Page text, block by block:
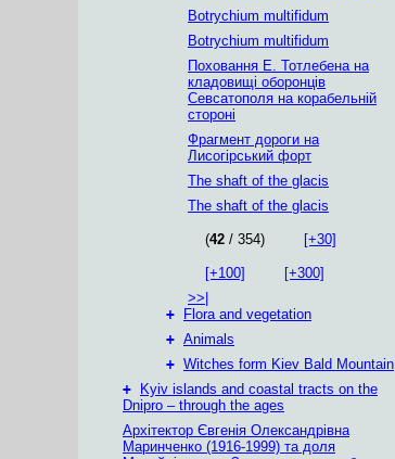
Botrychium multifidum
Botrychium multifidum
Поховання Е. Тотлебена на
кладовищі оборонців
Севсатополя на корабельній
стороні
Фрагмент дороги на
Лисогірський форт
The shaft of the glacis
The shaft of the glacis
(42 / 354) [+30]
[+100]
[+300]
>>|
+
Flora and vegetation
+ Animals
+ Witches form Kiev Bald Mountain
+
Kyiv islands and coastal tracts on the
Dnipro – through the ages
Архітектор Євгенія Олександрівна
Маринченко (1916-1999) та доля